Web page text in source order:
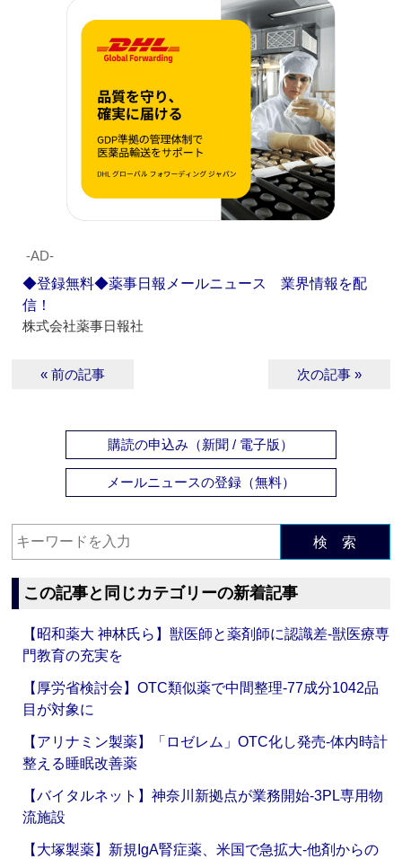
‐AD‐
◆登録無料◆薬事日報メールニュース 業界情報を配
信！
株式会社薬事日報社
« 前の記事 次の記事 »
購読の申込み（新聞 / 電子版）
メールニュースの登録（無料）
検 索
この記事と同じカテゴリーの新着記事
【昭和薬大 神林氏ら】獣医師と薬剤師に認識差‐獣医療専
門教育の充実を
【厚労省検討会】OTC類似薬で中間整理‐77成分1042品
目が対象に
【アリナミン製薬】「ロゼレム」OTC化し発売‐体内時計
整える睡眠改善薬
【バイタルネット】神奈川新拠点が業務開始‐3PL専用物
流施設
【大塚製薬】新規IgA腎症薬、米国で急拡大‐他剤からの